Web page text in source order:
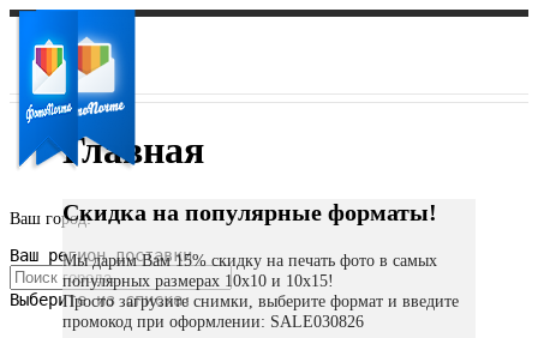
Ваш город:
Ваш регион доставки
Выберите из списка:
Главная
Скидка на популярные форматы!
Мы дарим Вам 15% скидку на печать фото в самых
популярных размерах 10х10 и 10х15!
Просто загрузите снимки, выберите формат и введите
промокод при оформлении: SALE030826